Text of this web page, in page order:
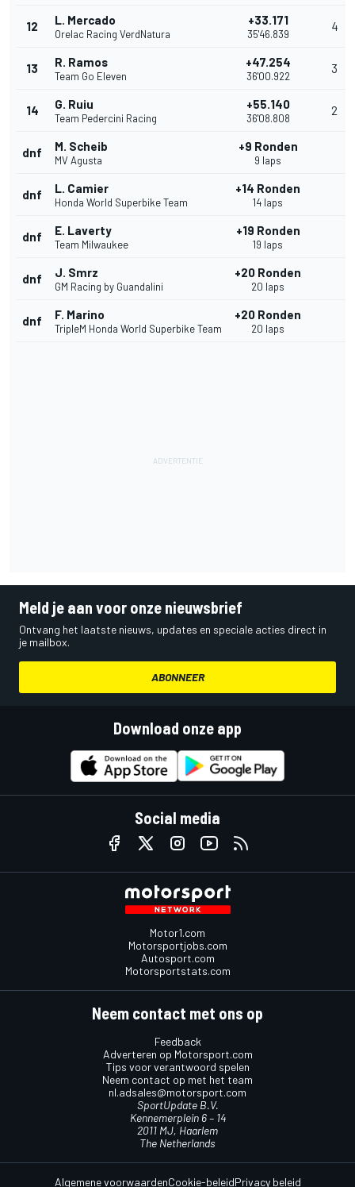
12 L. Mercado
Orelac Racing VerdNatura
+33.171
35'46.839
4
13 R. Ramos
Team Go Eleven
+47.254
36'00.922
3
14 G. Ruiu
Team Pedercini Racing
+55.140
36'08.808
2
dnf M. Scheib
MV Agusta
+9 Ronden
9 laps
dnf L. Camier
Honda World Superbike Team
+14 Ronden
14 laps
dnf E. Laverty
Team Milwaukee
+19 Ronden
19 laps
dnf J. Smrz
GM Racing by Guandalini
+20 Ronden
20 laps
dnf F. Marino
TripleM Honda World Superbike Team
+20 Ronden
20 laps
Meld je aan voor onze nieuwsbrief
Ontvang het laatste nieuws, updates en speciale acties direct in
je mailbox.
ABONNEER
Download onze app
Social media
Motor1.com
Motorsportjobs.com
Autosport.com
Motorsportstats.com
Neem contact met ons op
Feedback
Adverteren op Motorsport.com
Tips voor verantwoord spelen
Neem contact op met het team
nl.adsales@motorsport.com
SportUpdate B.V.
Kennemerplein 6 – 14
2011 MJ, Haarlem
The Netherlands
Algemene voorwaardenCookie-beleidPrivacy beleid